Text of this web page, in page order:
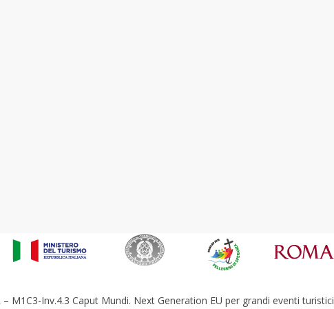
– M1C3-Inv.4.3 Caput Mundi. Next Generation EU per grandi eventi turistici